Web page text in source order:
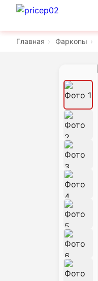
Главная › Фаркопы ›